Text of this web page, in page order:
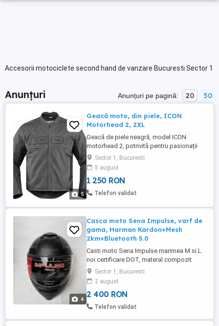
Accesorii motociclete second hand de vanzare Bucuresti Sector 1
Anunțuri Anunțuri pe pagină: 20 50
5
Geacă moto, din piele, ICON
Motorhead 2, 2XL
Geacă de piele neagră, model ICON
motorhead 2, potrivită pentru pasionații
de motociclete. Mărimea 2XL, perfectă
pentru cei care apreciază confortul și
stilul. Calitate și stil la tine acasă! Stil
clasic, grafica simplă, dar îndrăzneață,
atrage atenție fără a fi în fața ta. Gurile de
Sector 1, Bucuresti
5 august
1 250 RON
Telefon validat
4
Casca moto Sena Impulse, varf de
gama, Harman Kardon+Mesh
2km+Bluetooth 5.0
Casti moto Sena Impulse marimea M si L
noi certificare DOT, materal compozit
foarte rezistent. Momentan am 3 bucati
marimile M si L. Sunt produse mostra
expuse in magazin si incercate pentru
marime, nu sunt zgariate sau folosite. O
bucata care are eticheta putin deteriorata
Sector 1, Bucuresti
2 august
2 400 RON
Telefon validat